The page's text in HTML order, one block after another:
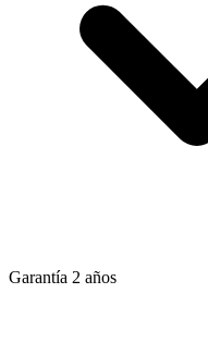
Garantía 2 años